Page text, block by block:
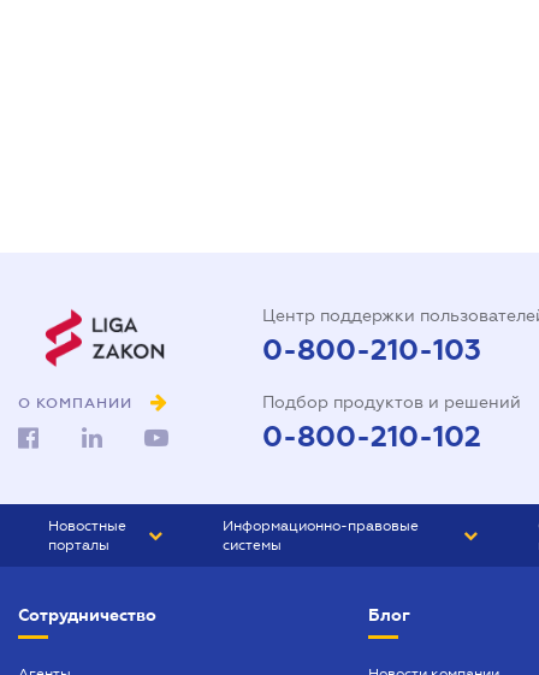
О КОМПАНИИ
Центр поддержки
0-800-210-103
Подбор продуктов и решений
0-800-210-102
Новостные
порталы
БИЗНЕС
Информационно-правовые
системы
Сотрудничество Блог